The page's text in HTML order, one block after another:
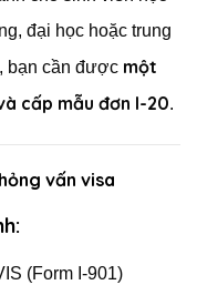
đại học hoặc trung
bạn cần được một
cấp mẫu đơn I-20.
vấn visa
(Form I-901)